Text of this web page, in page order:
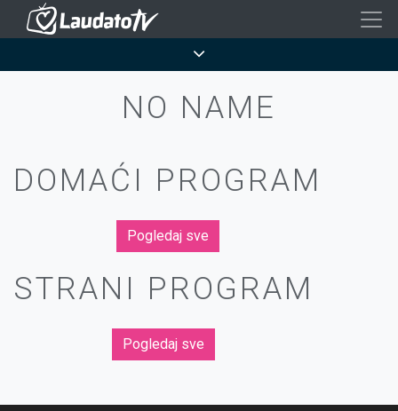
Skoči
sadržaj
NO NAME
DOMAĆI PROGRAM
Pogledaj sve
STRANI PROGRAM
Pogledaj sve